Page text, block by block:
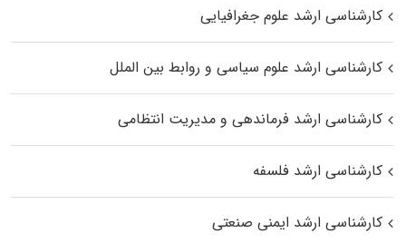
کارشناسی ارشد علوم جغرافیایی
کارشناسی ارشد علوم سیاسی و روابط بین الملل
کارشناسی ارشد فرماندهی و مدیریت انتظامی
کارشناسی ارشد فلسفه
کارشناسی ارشد ایمنی صنعتی